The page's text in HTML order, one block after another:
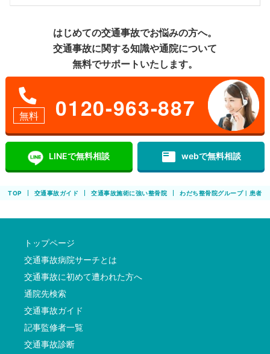
はじめての交通事故でお悩みの方へ。
交通事故に関する知識や通院について
無料でサポートいたします。
無料 0120-963-887
LINEで無料相談 featured_play_list webで無料相談
TOP 交通事故ガイド 交通事故施術に強い整骨院 わだち整骨院グループ｜患者
トップページ
交通事故病院サーチとは
交通事故に初めて遭われた方へ
通院先検索
交通事故ガイド
記事監修者一覧
交通事故診断